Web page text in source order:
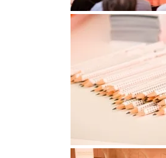
DGGO_23_062